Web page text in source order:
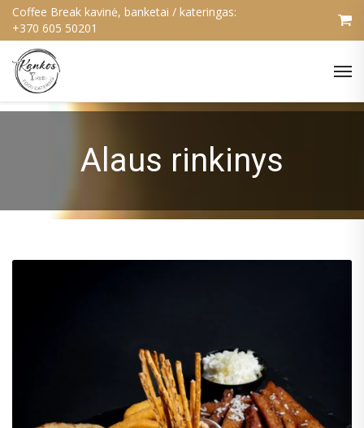
Coffee Break kavinė, banketai / kateringas:
+370 605 50201
Alaus rinkinys